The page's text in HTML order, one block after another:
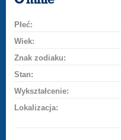
Płeć:
Wiek:
Znak zodiaku:
Stan:
Wykształcenie:
Lokalizacja: